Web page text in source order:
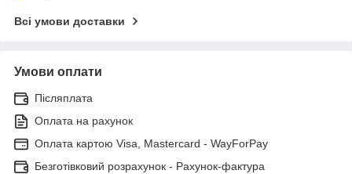
Всі умови доставки
Умови оплати
Післяплата
Оплата на рахунок
Оплата картою Visa, Mastercard - WayForPay
Безготівковий розрахунок - Рахунок-фактура